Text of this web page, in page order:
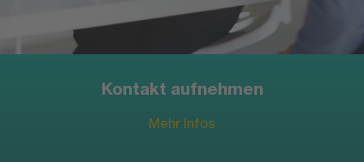
Kontakt aufnehmen
Mehr Infos